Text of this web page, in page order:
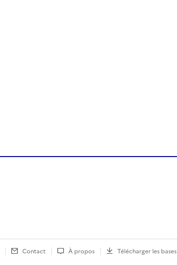
Contact À propos Télécharger les bases